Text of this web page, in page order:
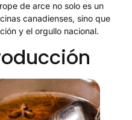
de arce no solo es un
canadienses, sino que
y el orgullo nacional.